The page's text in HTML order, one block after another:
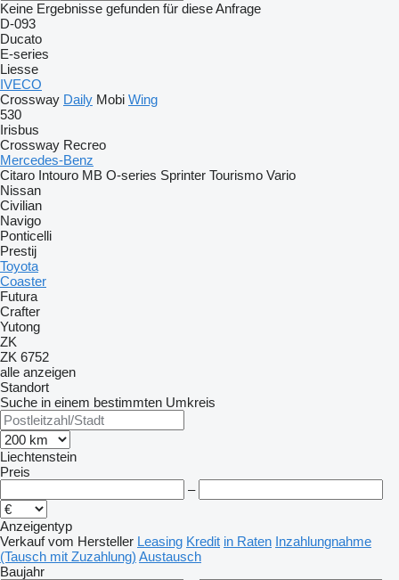
Keine Ergebnisse gefunden für diese Anfrage
D-093
Ducato
E-series
Liesse
IVECO
Crossway Daily Mobi Wing
530
Irisbus
Crossway Recreo
Mercedes-Benz
Citaro Intouro MB O-series Sprinter Tourismo Vario
Nissan
Civilian
Navigo
Ponticelli
Prestij
Toyota
Coaster
Futura
Crafter
Yutong
ZK
ZK 6752
alle anzeigen
Standort
Suche in einem bestimmten Umkreis
Liechtenstein
Preis
–
Anzeigentyp
Verkauf vom Hersteller Leasing Kredit in Raten Inzahlungnahme
(Tausch mit Zuzahlung) Austausch
Baujahr